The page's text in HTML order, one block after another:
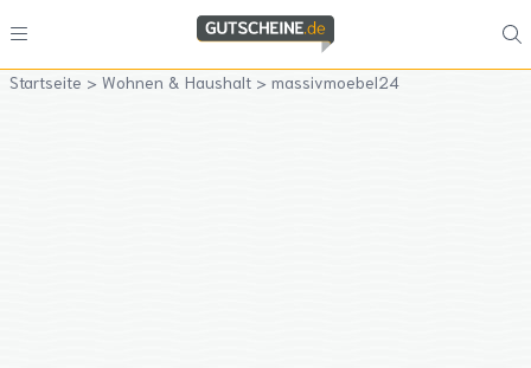
Startseite > Wohnen & Haushalt > massivmoebel24